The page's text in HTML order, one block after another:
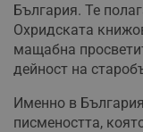
България. Те
Охридската
мащабна
дейност на
Именно в
писмеността,